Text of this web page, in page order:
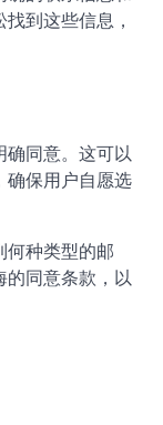
到这些信息，
确同意。这可以
确保用户自愿选
何种类型的邮
的同意条款，以